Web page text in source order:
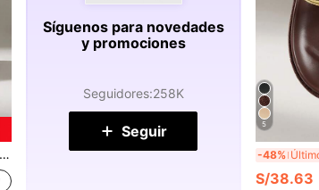
Síguenos para novedades
y promociones
Seguidores:258K
Seguir 5
-48%
S/38.63